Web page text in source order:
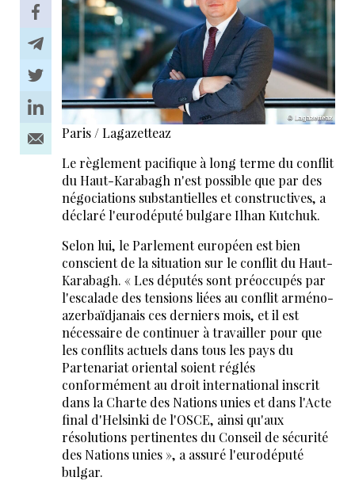
Paris / Lagazetteaz
Le règlement pacifique à long terme du conflit
du Haut-Karabagh n'est possible que par des
négociations substantielles et constructives, a
déclaré l'eurodéputé bulgare Ilhan Kutchuk.
Selon lui, le Parlement européen est bien
conscient de la situation sur le conflit du Haut-
Karabagh. « Les députés sont préoccupés par
l'escalade des tensions liées au conflit arméno-
azerbaïdjanais ces derniers mois, et il est
nécessaire de continuer à travailler pour que
les conflits actuels dans tous les pays du
Partenariat oriental soient réglés
conformément au droit international inscrit
dans la Charte des Nations unies et dans l'Acte
final d'Helsinki de l'OSCE, ainsi qu'aux
résolutions pertinentes du Conseil de sécurité
des Nations unies », a assuré l'eurodéputé
bulgar.